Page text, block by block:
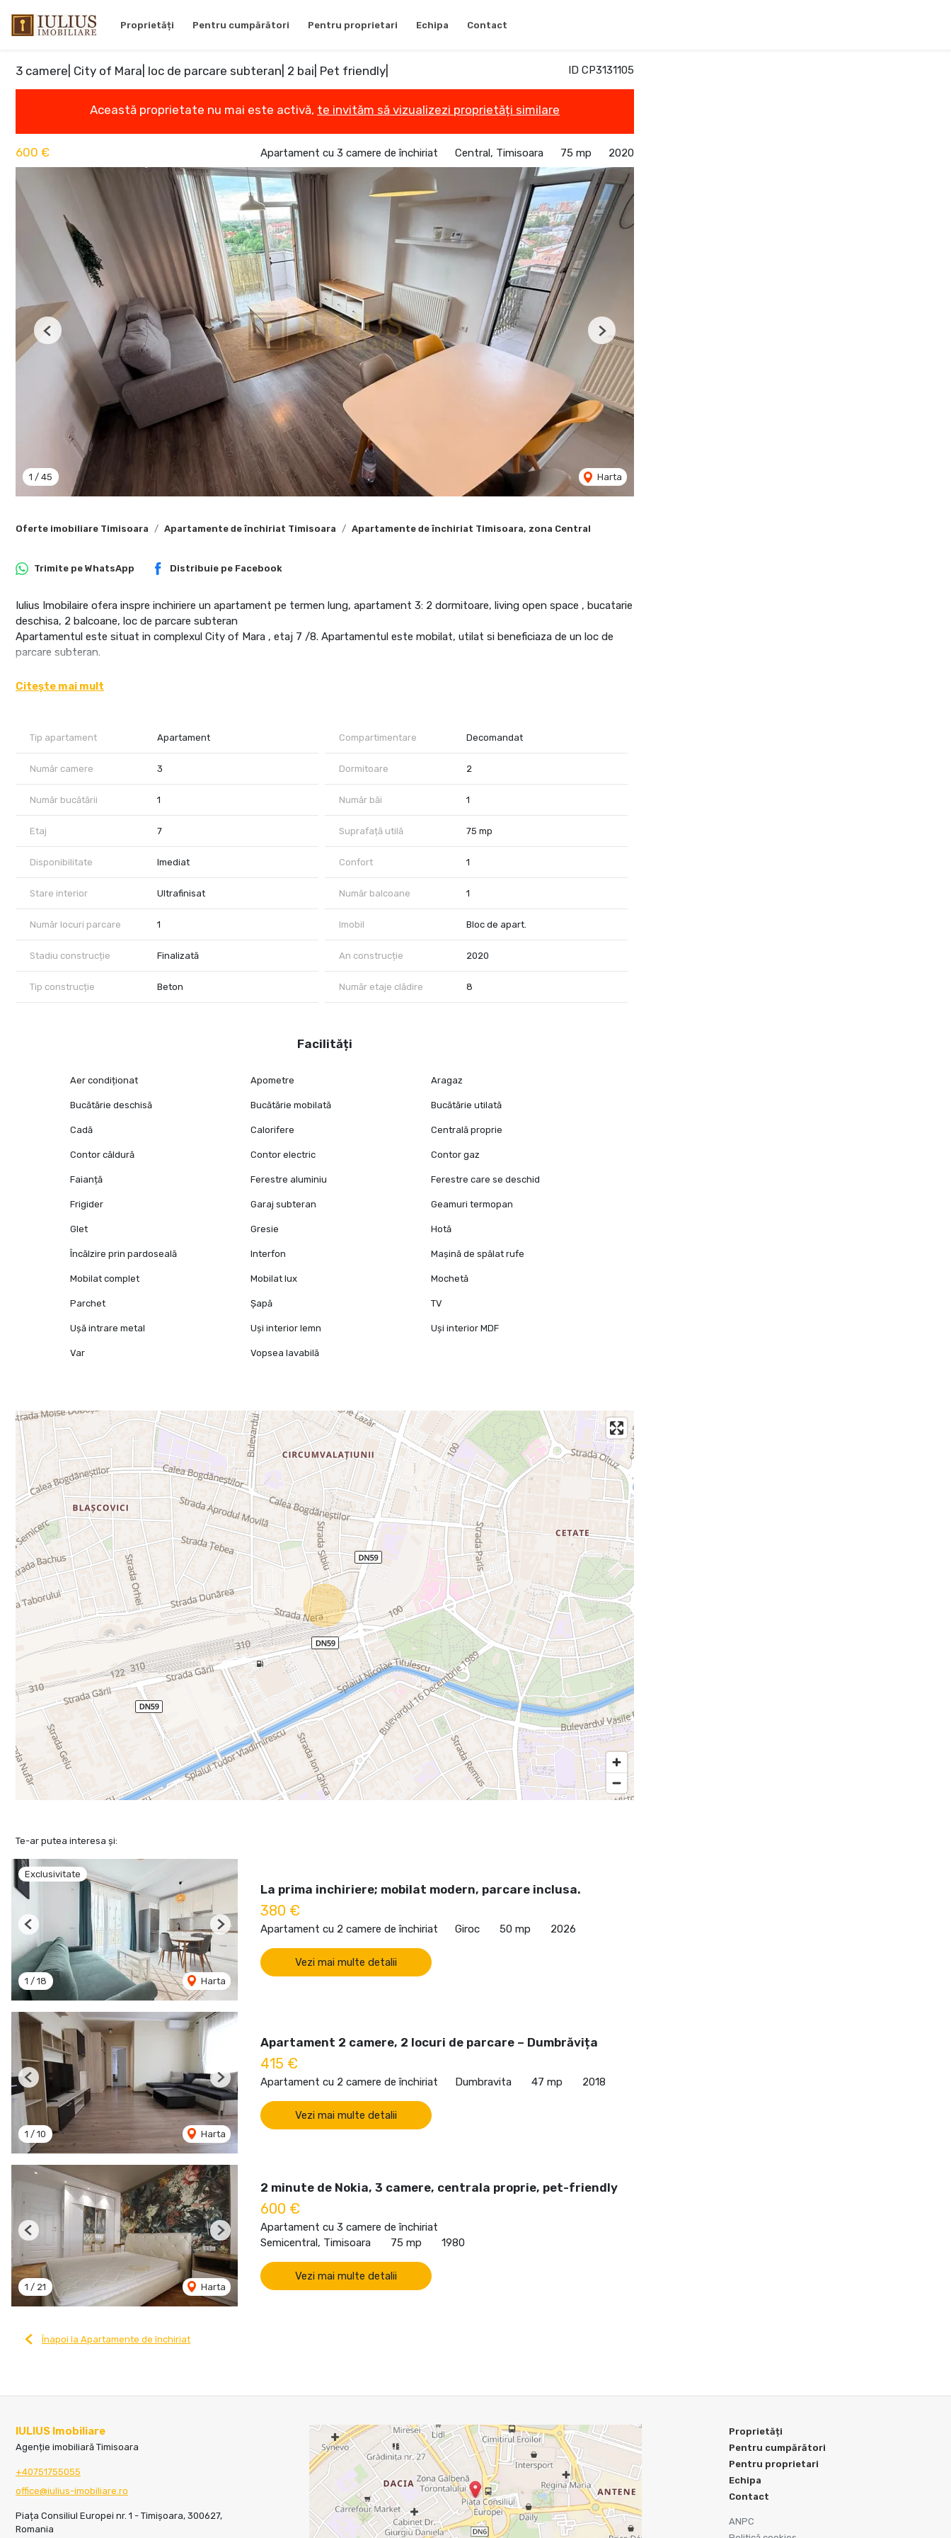
Proprietăți Pentru cumpărători Pentru proprietari Echipa Contact
ID CP3131105
3 camere| City of Mara| loc de parcare subteran| 2 bai| Pet friendly|
Această proprietate nu mai este activă, te invităm să vizualizezi proprietăți similare
600 € Apartament cu 3 camere de închiriat Central, Timisoara 75 mp 2020
1 / 45 Harta
Previous Next
Oferte imobiliare Timisoara Apartamente de închiriat Timisoara Apartamente de închiriat Timisoara, zona Central
Trimite pe WhatsApp Distribuie pe Facebook
Iulius Imobilaire ofera inspre inchiriere un apartament pe termen lung, apartament 3: 2 dormitoare, living open space , bucatarie
deschisa, 2 balcoane, loc de parcare subteran
Apartamentul este situat in complexul City of Mara , etaj 7 /8. Apartamentul este mobilat, utilat si beneficiaza de un loc de
parcare subteran.
Incalzirea se realizeaza cu centrala proprie pe gaz si dispune de aparat de aer conditionat.
Disponibil imediat.
Citește mai mult
Tip apartament Apartament Compartimentare Decomandat
Număr camere 3 Dormitoare 2
Număr bucătării 1 Număr băi 1
Etaj 7 Suprafață utilă 75 mp
Disponibilitate Imediat Confort 1
Stare interior Ultrafinisat Număr balcoane 1
Număr locuri parcare 1 Imobil Bloc de apart.
Stadiu construcție Finalizată An construcție 2020
Tip construcție Beton Număr etaje clădire 8
Facilități
Aer condiționat Apometre Aragaz
Bucătărie deschisă Bucătărie mobilată Bucătărie utilată
Cadă Calorifere Centrală proprie
Contor căldură Contor electric Contor gaz
Faianță Ferestre aluminiu Ferestre care se deschid
Frigider Garaj subteran Geamuri termopan
Glet Gresie Hotă
Încălzire prin pardoseală Interfon Mașină de spălat rufe
Mobilat complet Mobilat lux Mochetă
Parchet Șapă TV
Ușă intrare metal Uși interior lemn Uși interior MDF
Var Vopsea lavabilă
Te-ar putea interesa și:
Exclusivitate
1 / 18 Harta
Previous Next
La prima inchiriere; mobilat modern, parcare inclusa.
380 €
Apartament cu 2 camere de închiriat Giroc 50 mp 2026
Vezi mai multe detalii
1 / 10 Harta
Previous Next
Apartament 2 camere, 2 locuri de parcare – Dumbrăvița
415 €
Apartament cu 2 camere de închiriat Dumbravita 47 mp 2018
Vezi mai multe detalii
1 / 21 Harta
Previous Next
2 minute de Nokia, 3 camere, centrala proprie, pet-friendly
600 €
Apartament cu 3 camere de închiriat
Semicentral, Timisoara
75 mp 1980
Vezi mai multe detalii
Înapoi la Apartamente de închiriat
IULIUS Imobiliare
Agenție imobiliară Timisoara
+40751755055
office@iulius-imobiliare.ro
Piața Consiliul Europei nr. 1 - Timișoara, 300627,
Romania
Proprietăți
Pentru cumpărători
Pentru proprietari
Echipa
Contact
ANPC